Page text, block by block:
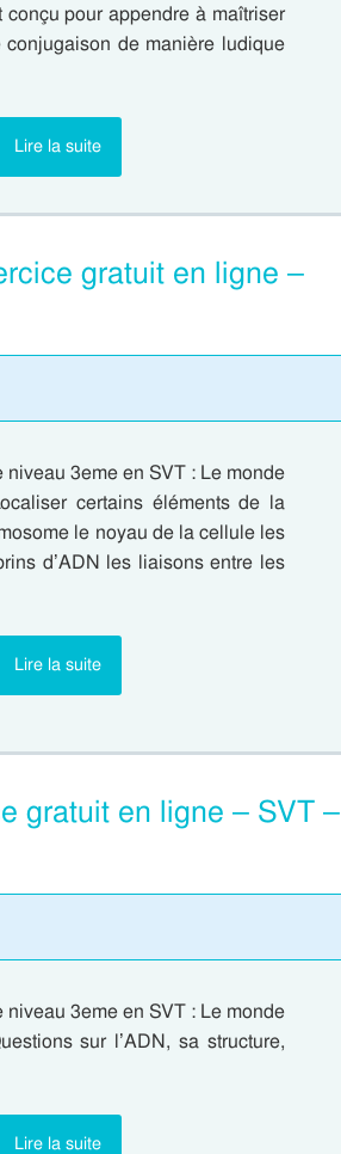
pour appendre à maîtriser
de manière ludique
Lire la suite
gratuit en ligne –
3eme en SVT : Le monde
certains éléments de la
le noyau de la cellule les
d’ADN les liaisons entre les
Lire la suite
gratuit en ligne – SVT –
3eme en SVT : Le monde
sur l’ADN, sa structure,
Lire la suite